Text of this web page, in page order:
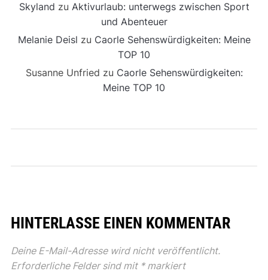
Skyland zu Aktivurlaub: unterwegs zwischen Sport
und Abenteuer
Melanie Deisl zu Caorle Sehenswürdigkeiten: Meine
TOP 10
Susanne Unfried zu Caorle Sehenswürdigkeiten:
Meine TOP 10
HINTERLASSE EINEN KOMMENTAR
Deine E-Mail-Adresse wird nicht veröffentlicht.
Erforderliche Felder sind mit *markiert